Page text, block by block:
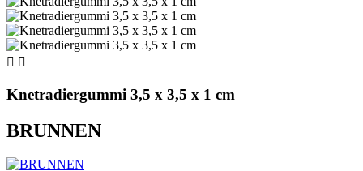
 
Knetradiergummi 3,5 x 3,5 x 1 cm
BRUNNEN